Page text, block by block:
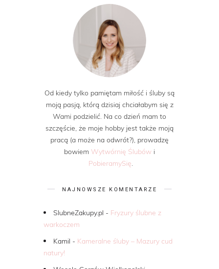
Od kiedy tylko pamiętam miłość i śluby są
moją pasją, którą dzisiaj chciałabym się z
Wami podzielić. Na co dzień mam to
szczęście, że moje hobby jest także moją
pracą (a może na odwrót?), prowadzę
bowiem Wytwórnię Ślubów i
PobieramySię
NAJNOWSZE KOMENTARZE
SlubneZakupy.pl - Fryzury ślubne z
warkoczem
Kamil - Kameralne śluby – Mazury cud
natury!